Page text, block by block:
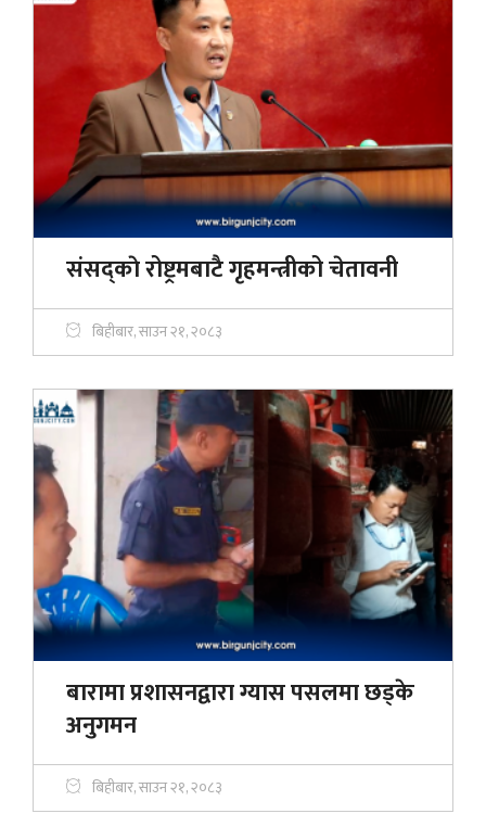
संसद्काे रोष्ट्रमबाटै गृहमन्त्रीको चेतावनी
बिहीबार, साउन २१, २०८३
बारामा प्रशासनद्वारा ग्यास पसलमा छड्के
अनुगमन
बिहीबार, साउन २१, २०८३